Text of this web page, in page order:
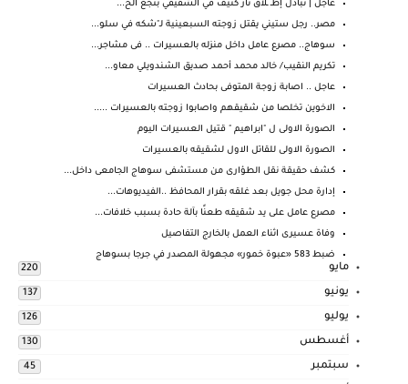
عاجل | تبادل إطـ ـلاق نار كثيف في الشقيفي بنجع الخ...
مصر.. رجل ستيني يقتل زوجته السبعينية لـ"شكه في سلو...
سوهاج.. مصرع عامل داخل منزله بالعسيرات .. فى مشاجر...
تكريم النقيب/ خالد محمد أحمد صديق الشندويلي معاو...
عاجل .. اصابة زوجة المتوفى بحادث العسيرات
الاخوين تخلصا من شقيقهم واصابوا زوجته بالعسيرات .....
الصورة الاولى ل "ابراهيم " قتيل العسيرات اليوم
الصورة الاولى للقاتل الاول لشقيقه بالعسيرات
كشف حقيقة نقل الطؤارى من مستشفى سوهاج الجامعى داخل...
إدارة محل جويل بعد غلقه بقرار المحافظ ..الفيديوهات...
مصرع عامل على يد شقيقه طعنًا بآلة حادة بسبب خلافات...
وفاة عسيرى اثناء العمل بالخارج التفاصيل
ضبط 583 «عبوة خمور» مجهولة المصدر في جرجا بسوهاج
مايو 220
يونيو 137
يوليو 126
أغسطس 130
سبتمبر 45